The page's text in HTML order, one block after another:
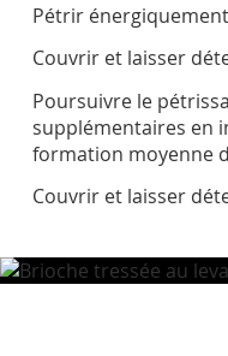
Pétrir
Couvrir et laisser
Poursuivre le
supplémentaires en
formation moyenne
Couvrir et laisser